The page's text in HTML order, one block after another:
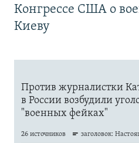
Конгрессе США о
Киеву